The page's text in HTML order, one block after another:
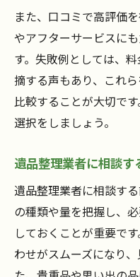
また、口コミで高評価
やアフターサービスに
す。失敗例としては、
摘する声もあり、これ
比較することが大切で
選択をしましょう。
遺品整理業者に相談
遺品整理業者に相談す
の種類や量を把握し、
しておくことが重要で
わせがスムーズになり